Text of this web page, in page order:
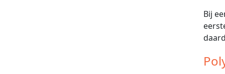
Bij